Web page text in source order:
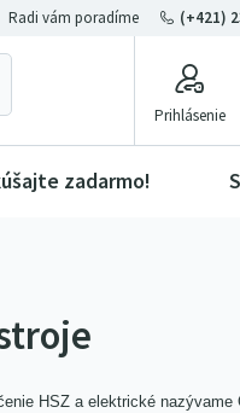
Prihlásenie
zadarmo!
(+421)
HSZ a elektrické nazývame